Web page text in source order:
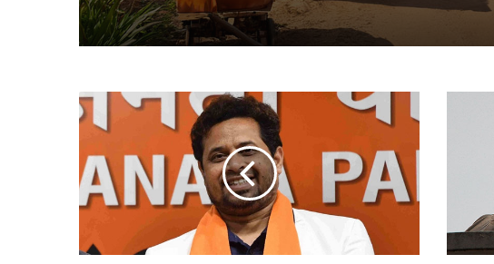
जारी किया पूर्वानुमान
बं
गा
2
भा
ज
सां
वि
मा